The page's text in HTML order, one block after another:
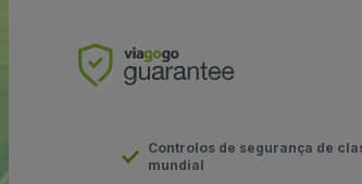
Controlos de segurança de
mundial